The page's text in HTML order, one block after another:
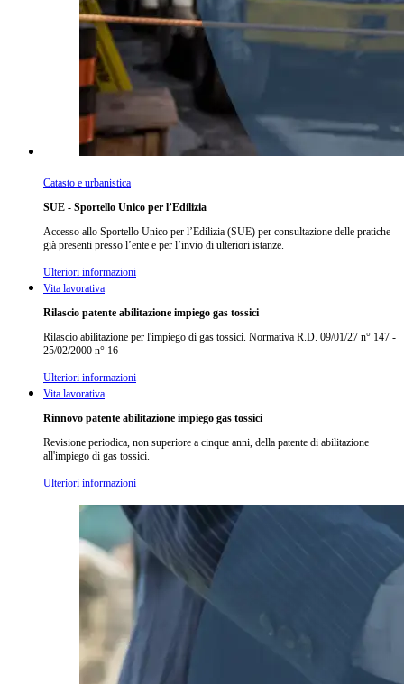
Catasto e urbanistica
SUE - Sportello Unico per l’Edilizia
Accesso allo Sportello Unico per l’Edilizia (SUE) per consultazione delle pratiche
già presenti presso l’ente e per l’invio di ulteriori istanze.
Ulteriori informazioni
Vita lavorativa
Rilascio patente abilitazione impiego gas tossici
Rilascio abilitazione per l'impiego di gas tossici. Normativa R.D. 09/01/27 n° 147 -
25/02/2000 n° 16
Ulteriori informazioni
Vita lavorativa
Rinnovo patente abilitazione impiego gas tossici
Revisione periodica, non superiore a cinque anni, della patente di abilitazione
all'impiego di gas tossici.
Ulteriori informazioni